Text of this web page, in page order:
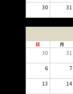
30 31
日 月
30 31
6 7
13 14